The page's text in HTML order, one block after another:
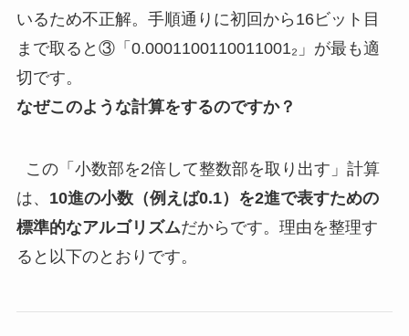
いるため不正解。手順通りに初回から16ビット目
まで取ると③「0.0001100110011001₂」が最も適
切です。
なぜこのような計算をするのですか？
この「小数部を2倍して整数部を取り出す」計算
は、 10進の小数（例えば0.1）を2進で表すための
標準的なアルゴリズムだからです。理由を整理す
ると以下のとおりです。